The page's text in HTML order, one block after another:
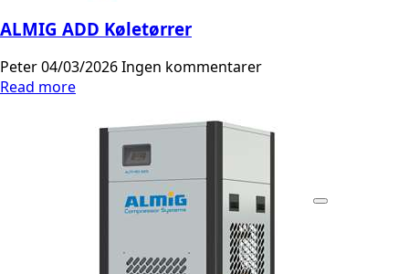
ALMIG ADD Køletørrer
Peter04/03/2026Ingen kommentarer
Read more